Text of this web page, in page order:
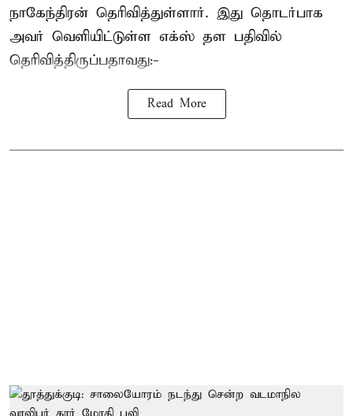
நாகேந்திரன் தெரிவித்துள்ளார். இது தொடர்பாக
அவர் வெளியிட்டுள்ள எக்ஸ் தள பதிவில்
தெரிவித்திருப்பதாவது:-
Read More